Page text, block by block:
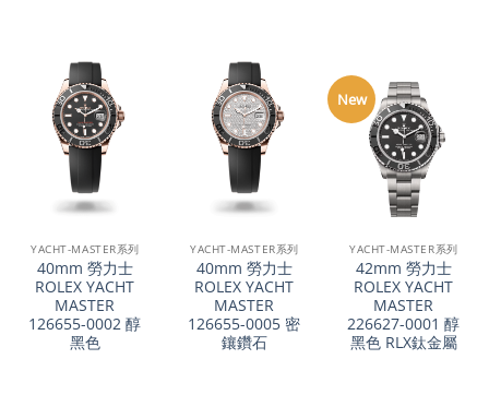
YACHT-MASTER系列
40mm 勞力士
ROLEX YACHT
MASTER
126655-0002 醇
黑色
YACHT-MASTER系列
40mm 勞力士
ROLEX YACHT
MASTER
126655-0005 密
鑲鑽石
New
YACHT-MASTER系列
42mm 勞力士
ROLEX YACHT
MASTER
226627-0001 醇
黑色 RLX鈦金屬